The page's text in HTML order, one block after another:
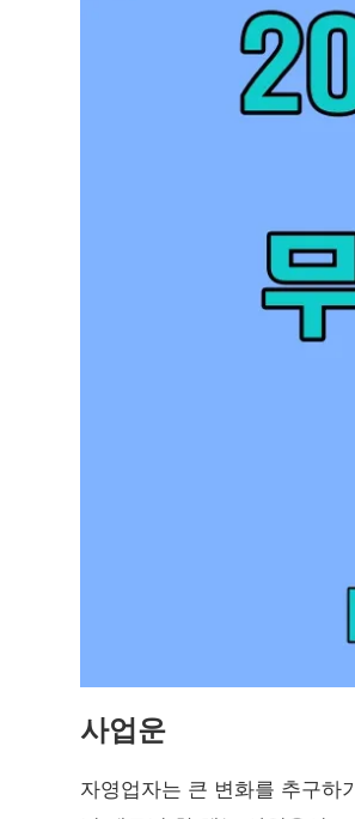
사업운
자영업자는 큰 변화를 추구하